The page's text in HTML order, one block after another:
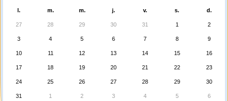
l. m. m. j. v. s. d.
27 28 29 30 31 1 2
3 4 5 6 7 8 9
10 11 12 13 14 15 16
17 18 19 20 21 22 23
24 25 26 27 28 29 30
31 1 2 3 4 5 6